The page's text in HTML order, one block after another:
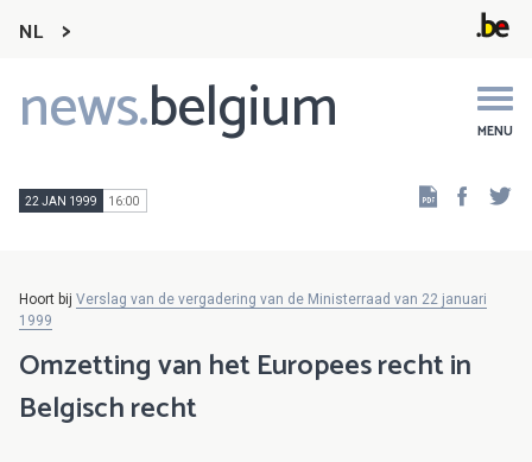
NL
news.belgium MENU
Main
navigation
22 JAN 1999 16:00
Hoort bij Verslag van de vergadering van de Ministerraad van 22 januari
1999
Omzetting van het Europees recht in
Belgisch recht